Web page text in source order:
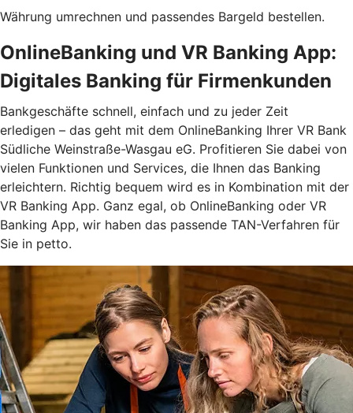
Währung umrechnen und passendes Bargeld bestellen.
OnlineBanking und VR Banking App:
Digitales Banking für Firmenkunden
Bankgeschäfte schnell, einfach und zu jeder Zeit
erledigen – das geht mit dem OnlineBanking Ihrer VR Bank
Südliche Weinstraße-Wasgau eG. Profitieren Sie dabei von
vielen Funktionen und Services, die Ihnen das Banking
erleichtern. Richtig bequem wird es in Kombination mit der
VR Banking App. Ganz egal, ob OnlineBanking oder VR
Banking App, wir haben das passende TAN-Verfahren für
Sie in petto.